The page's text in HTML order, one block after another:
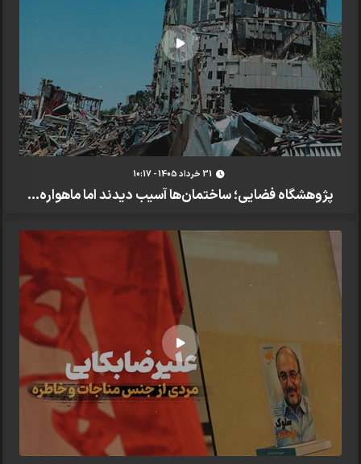
31 خرداد 1405 - 10:17
پژوهشگاه فضایی؛ ساختمان‌ها آسیب دیدند اما ماهواره‌...